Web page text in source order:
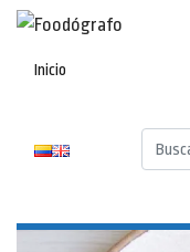
Inicio